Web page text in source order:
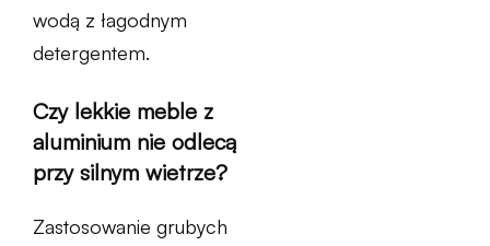
wodą z łagodnym
detergentem.
Czy lekkie meble z
aluminium nie odlecą
przy silnym wietrze?
Zastosowanie grubych